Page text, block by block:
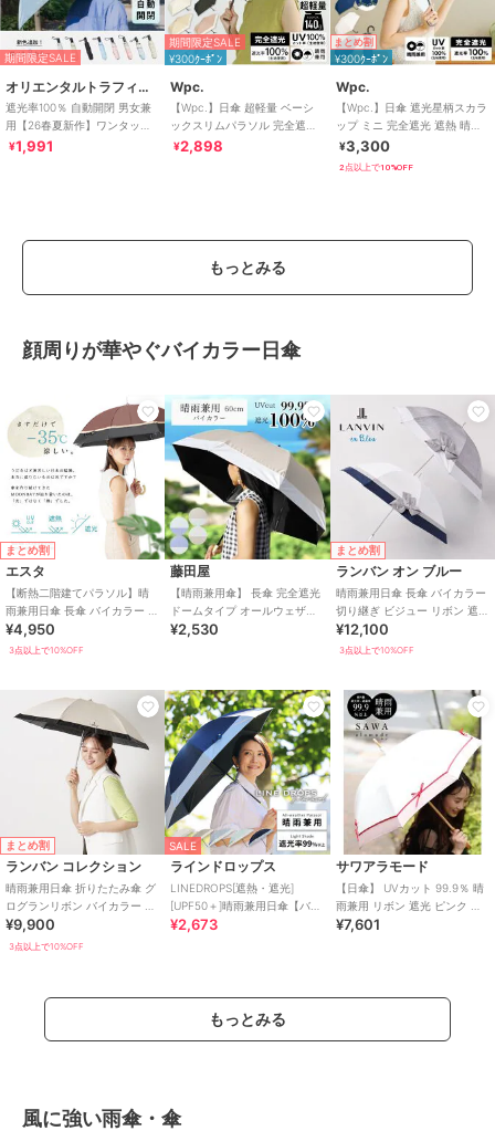
期間限定SALE
オリエンタルトラフィック
遮光率100％ 自動開閉 男女兼
用【26春夏新作】ワンタッチ
晴雨兼用 折りたたみ傘 /G-
¥1,991
期間限定SALE
¥300ｸｰﾎﾟﾝ
Wpc.
【Wpc.】日傘 超軽量 ベーシ
ックスリムパラソル 完全遮光
100% 遮熱 晴雨兼用 折りたた
¥2,898
まとめ割
¥300ｸｰﾎﾟﾝ
Wpc.
【Wpc.】日傘 遮光星柄スカラ
ップ ミニ 完全遮光 遮熱 晴雨
兼用 軽量 折りたたみ傘 レディ
ース
¥3,300
2点以上で10%OFF
もっとみる
顔周りが華やぐバイカラー日傘
まとめ割
エスタ
【断熱二階建てパラソル】晴
雨兼用日傘 長傘 バイカラー グ
ログラン 遮光 遮熱 UV
¥4,950
3点以上で10%OFF
藤田屋
【晴雨兼用傘】 長傘 完全遮光
ドームタイプ オールウェザー
バイカラー切り継ぎ
¥2,530
まとめ割
ランバン オン ブルー
晴雨兼用日傘 長傘 バイカラー
切り継ぎ ビジュー リボン 遮光
遮熱 UV
¥12,100
3点以上で10%OFF
まとめ割
ランバン コレクション
晴雨兼用日傘 折りたたみ傘 グ
ログランリボン バイカラー 遮
光/遮熱/UV
¥9,900
3点以上で10%OFF
SALE
ラインドロップス
LINEDROPS[遮熱・遮光]
[UPF50＋]晴雨兼用日傘【バイ
カラー/5カラー】
¥2,673
サワアラモード
【日傘】 UVカット 99.9％ 晴
雨兼用 リボン 遮光 ピンク フ
ァッション 小物 傘 バイカラー
¥7,601
もっとみる
風に強い雨傘・傘